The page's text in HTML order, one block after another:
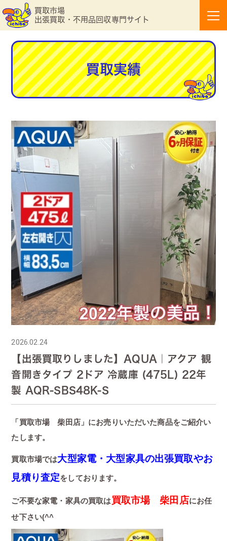
買取市場
出張買取・不用品回収専門サイト
買取実績
2026.02.24
【出張買取りしました】AQUA｜アクア 観
音開きタイプ 2ドア 冷蔵庫 (475L) 22年
製 AQR-SBS48K-S
「買取市場 柴田店」にお売りいただいた商品をご紹介い
たします。
買取市場では大型家電・大型家具の出張買取やお
見積り査定をしております。
ご不要な家電・家具の買取は買取市場 柴田店にお任
せ下さい(^^